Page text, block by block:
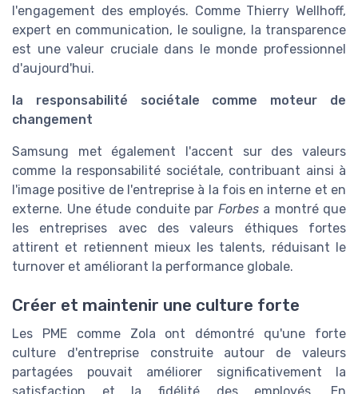
l'engagement des employés. Comme Thierry Wellhoff,
expert en communication, le souligne, la transparence
est une valeur cruciale dans le monde professionnel
d'aujourd'hui.
la responsabilité sociétale comme moteur de
changement
Samsung met également l'accent sur des valeurs
comme la responsabilité sociétale, contribuant ainsi à
l'image positive de l'entreprise à la fois en interne et en
externe. Une étude conduite par Forbesa montré que
les entreprises avec des valeurs éthiques fortes
attirent et retiennent mieux les talents, réduisant le
turnover et améliorant la performance globale.
Créer et maintenir une culture forte
Les PME comme Zola ont démontré qu'une forte
culture d'entreprise construite autour de valeurs
partagées pouvait améliorer significativement la